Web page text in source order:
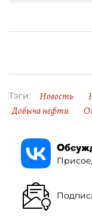
Тэги: Новость
Добыча нефти